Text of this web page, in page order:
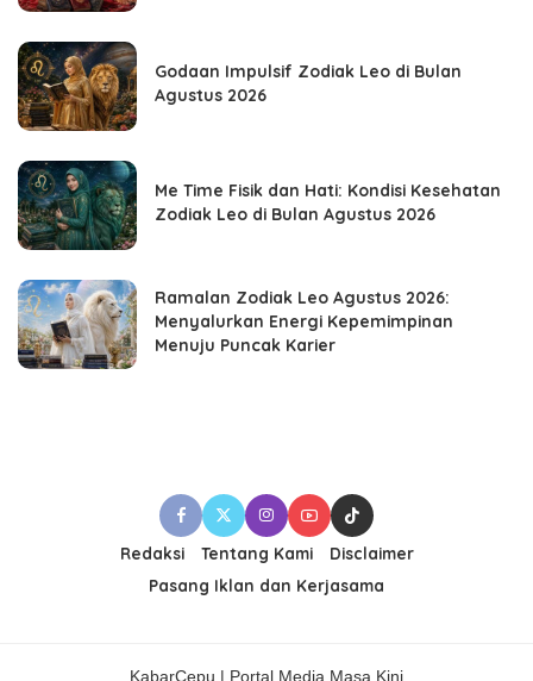
Godaan Impulsif Zodiak Leo di Bulan
Agustus 2026
Me Time Fisik dan Hati: Kondisi Kesehatan
Zodiak Leo di Bulan Agustus 2026
Ramalan Zodiak Leo Agustus 2026:
Menyalurkan Energi Kepemimpinan
Menuju Puncak Karier
Redaksi Tentang Kami
Disclaimer
Pasang Iklan dan Kerjasama
KabarCepu | Portal Media Masa Kini